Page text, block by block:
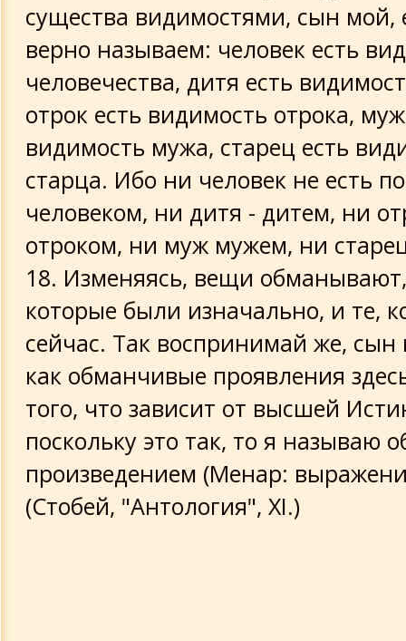
существа видимостями, сын мой,
верно называем: человек есть
человечества, дитя есть
отрок есть видимость отрока,
видимость мужа, старец есть
старца. Ибо ни человек не есть
человеком, ни дитя - дитем, ни
отроком, ни муж мужем, ни
18. Изменяясь, вещи
которые были изначально, и те,
сейчас. Так воспринимай же, сын
как обманчивые проявления
того, что зависит от высшей
поскольку это так, то я называю
произведением (Менар:
(Стобей, "Антология", XI.)